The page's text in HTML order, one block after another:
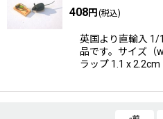
408円 (税込)
英国より直輸入 1/
品です。サイズ（
ラップ 1.1 x 2.2cm